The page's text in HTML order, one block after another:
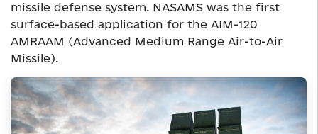
missile defense system. NASAMS was the first
surface-based application for the AIM-120
AMRAAM (Advanced Medium Range Air-to-Air
Missile).